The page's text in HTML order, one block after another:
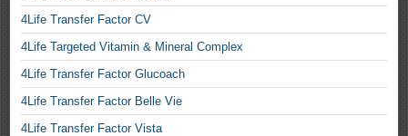
4Life Transfer Factor CV
4Life Targeted Vitamin & Mineral Complex
4Life Transfer Factor Glucoach
4Life Transfer Factor Belle Vie
4Life Transfer Factor Vista